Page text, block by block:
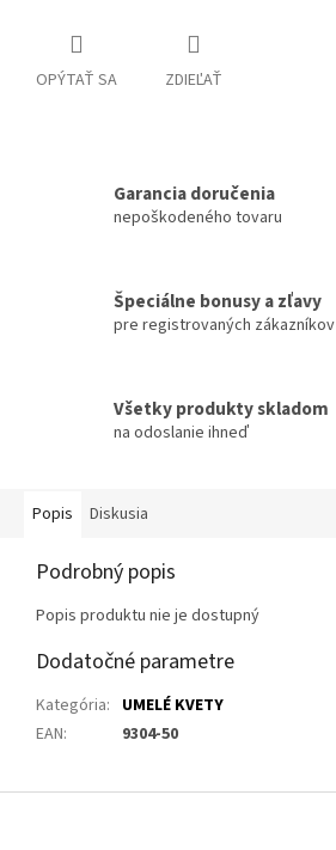
OPÝTAŤ SA ZDIEĽAŤ
Garancia doručenia
nepoškodeného tovaru
Špeciálne bonusy a zľavy
pre registrovaných zákazníkov
Všetky produkty skladom
na odoslanie ihneď
Popis Diskusia
Podrobný popis
Popis produktu nie je dostupný
Dodatočné parametre
Kategória: UMELÉ KVETY
EAN: 9304-50
Z